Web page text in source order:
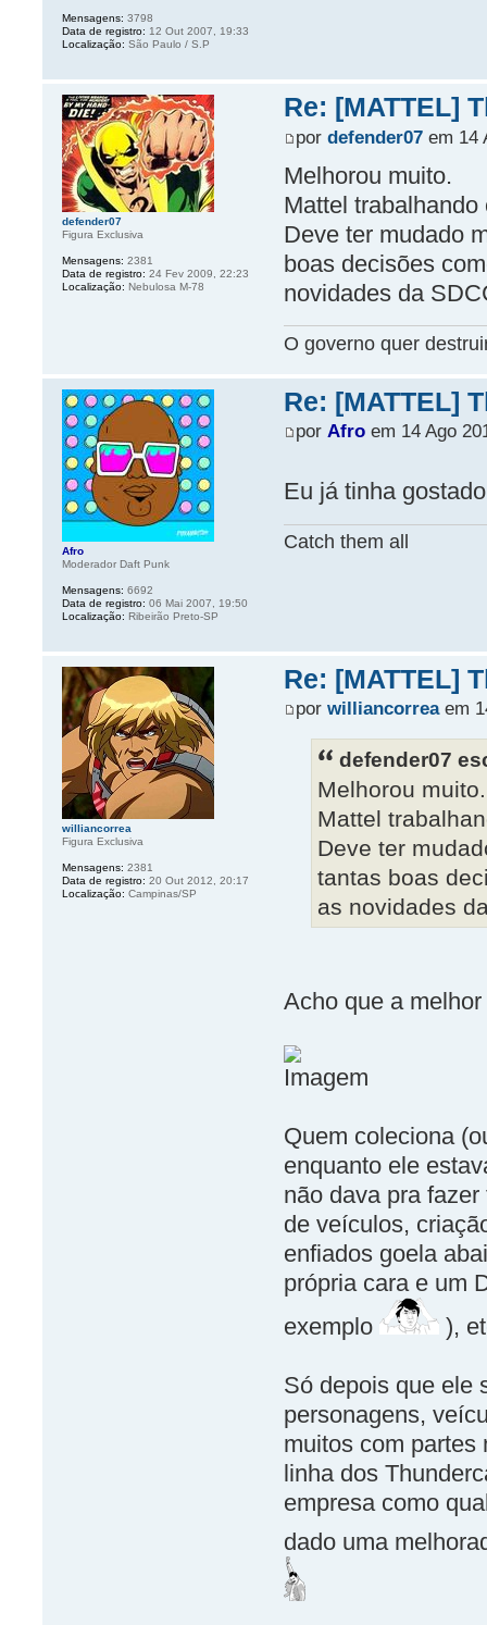
Mensagens: 3798
Data de registro: 12 Out 2007, 19:33
Localização: São Paulo / S.P
Re: [MATTEL]
por defender07em 14
Melhorou muito.
Mattel trabalhando
Deve ter mudado
boas decisões
novidades da
O governo quer
defender07
Figura Exclusiva
Mensagens: 2381
Data de registro: 24 Fev 2009, 22:23
Localização: Nebulosa M-78
Re: [MATTEL]
por Afroem 14 Ago
Eu já tinha
Catch them all
Afro
Moderador Daft Punk
Mensagens: 6692
Data de registro: 06 Mai 2007, 19:50
Localização: Ribeirão Preto-SP
Re: [MATTEL]
por williancorreaem
defender07
Melhorou muito.
Mattel
Deve ter
tantas boas
as novidades
Acho que a
Quem coleciona
enquanto ele
não dava pra
de veículos,
enfiados goela
própria cara e um
exemplo
),
Só depois que ele
personagens,
muitos com partes
linha dos
empresa como
dado uma
williancorrea
Figura Exclusiva
Mensagens: 2381
Data de registro: 20 Out 2012, 20:17
Localização: Campinas/SP